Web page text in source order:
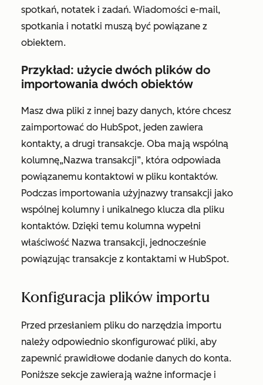
spotkań, notatek i zadań. Wiadomości e-mail,
spotkania i notatki muszą być powiązane z
obiektem.
Przykład: użycie dwóch plików do
importowania dwóch obiektów
Masz dwa pliki z innej bazy danych, które chcesz
zaimportować do HubSpot, jeden zawiera
kontakty, a drugi transakcje. Oba mają wspólną
kolumnę„Nazwa transakcji”, która odpowiada
powiązanemu kontaktowi w pliku kontaktów.
Podczas importowania użyjnazwy transakcji jako
wspólnej kolumny i unikalnego klucza dla pliku
kontaktów. Dzięki temu kolumna wypełni
właściwość Nazwa transakcji, jednocześnie
powiązując transakcje z kontaktami w HubSpot.
Konfiguracja plików importu
Przed przesłaniem pliku do narzędzia importu
należy odpowiednio skonfigurować pliki, aby
zapewnić prawidłowe dodanie danych do konta.
Poniższe sekcje zawierają ważne informacje i